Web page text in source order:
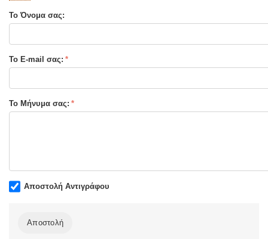
Διαστάσεις:
Το Όνομα σας:
Το E-mail σας:
Το Μήνυμα σας:
Αποστολή Αντιγράφου
Αποστολή